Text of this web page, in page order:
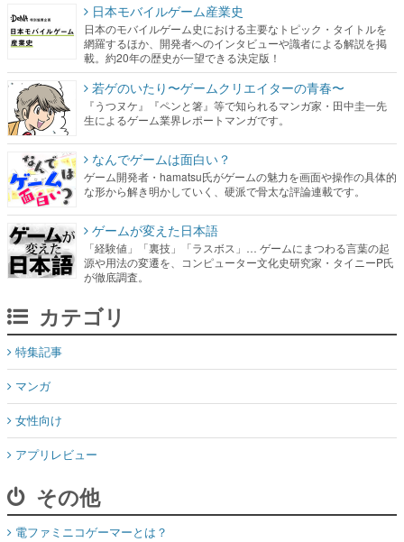
日本モバイルゲーム産業史
日本のモバイルゲーム史における主要なトピック・タイトルを
網羅するほか、開発者へのインタビューや識者による解説を掲
載。約20年の歴史が一望できる決定版！
若ゲのいたり〜ゲームクリエイターの青春〜
『うつヌケ』『ペンと箸』等で知られるマンガ家・田中圭一先
生によるゲーム業界レポートマンガです。
なんでゲームは面白い？
ゲーム開発者・hamatsu氏がゲームの魅力を画面や操作の具体的
な形から解き明かしていく、硬派で骨太な評論連載です。
ゲームが変えた日本語
「経験値」「裏技」「ラスボス」… ゲームにまつわる言葉の起
源や用法の変遷を、コンピューター文化史研究家・タイニーP氏
が徹底調査。
カテゴリ
特集記事
マンガ
女性向け
アプリレビュー
その他
電ファミニコゲーマーとは？